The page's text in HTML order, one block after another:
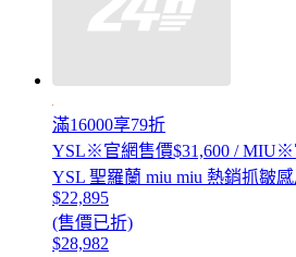
滿16000享79折
YSL※官網售價$31,600 / MIU※
YSL 聖羅蘭 miu miu 熱銷抓皺
$22,895
(售價已折)
$28,982